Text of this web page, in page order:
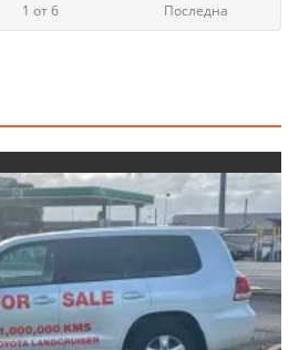
1 от 6 Последна